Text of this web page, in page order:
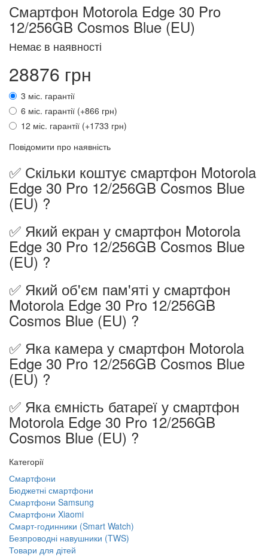
Смартфон Motorola Edge 30 Pro
12/256GB Cosmos Blue (EU)
Немає в наявності
28876 грн
3 міс. гарантії
6 міс. гарантії (+866 грн)
12 міс. гарантії (+1733 грн)
Повідомити про наявність
✅ Скільки коштує смартфон Motorola
Edge 30 Pro 12/256GB Cosmos Blue
(EU) ?
✅ Який екран у смартфон Motorola
Edge 30 Pro 12/256GB Cosmos Blue
(EU) ?
✅ Який об'єм пам'яті у смартфон
Motorola Edge 30 Pro 12/256GB
Cosmos Blue (EU) ?
✅ Яка камера у смартфон Motorola
Edge 30 Pro 12/256GB Cosmos Blue
(EU) ?
✅ Яка ємність батареї у смартфон
Motorola Edge 30 Pro 12/256GB
Cosmos Blue (EU) ?
Категорії
Смартфони
Бюджетні смартфони
Смартфони Samsung
Смартфони Xiaomi
Смарт-годинники (Smart Watch)
Безпроводні навушники (TWS)
Товари для дітей